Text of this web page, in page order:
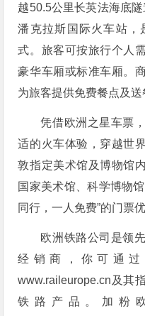
越50.5公里长英法海底
潘克拉斯国际火车站，
式。旅客可按旅行个人
豪华车厢或标准车厢。
为旅客提供免费餐点及送
凭借欧洲之星车票
适的火车体验，穿越世
敦指定美术馆及博物馆
国家美术馆、科学博物
同行，一人免费”的门票优
欧洲铁路公司是领
经销商，你可通
www.raileurope.cn及其
铁路产品。加粉